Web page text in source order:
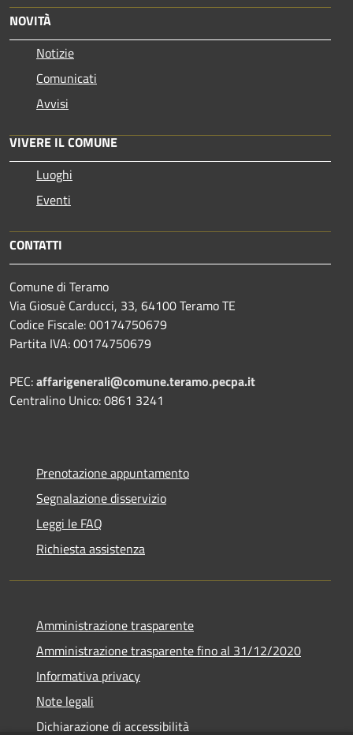
NOVITÀ
Notizie
Comunicati
Avvisi
VIVERE IL COMUNE
Luoghi
Eventi
CONTATTI
Comune di Teramo
Via Giosuè Carducci, 33, 64100 Teramo TE
Codice Fiscale: 00174750679
Partita IVA: 00174750679
PEC:affarigenerali@comune.teramo.pecpa.it
Centralino Unico: 0861 3241
Prenotazione appuntamento
Segnalazione disservizio
Leggi le FAQ
Richiesta assistenza
Amministrazione trasparente
Amministrazione trasparente fino al 31/12/2020
Informativa privacy
Note legali
Dichiarazione di accessibilità